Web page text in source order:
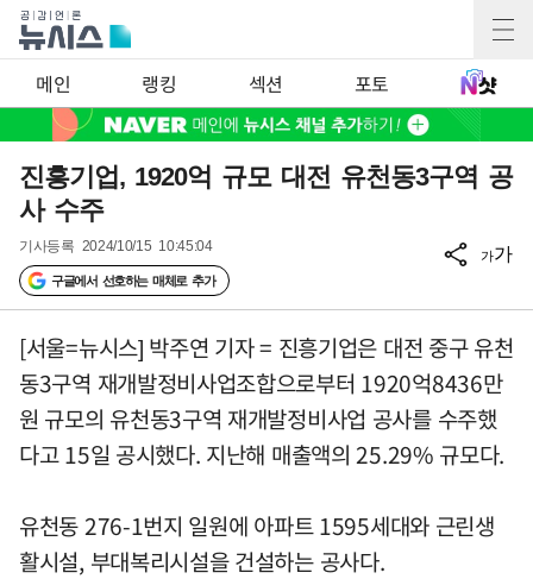
메인 랭킹 섹션 포토
진흥기업, 1920억 규모 대전 유천동3구역 공
사 수주
기사등록 2024/10/15 10:45:04
구글에서 선호하는 매체로 추가
가가
[서울=뉴시스] 박주연 기자 = 진흥기업은 대전 중구 유천
동3구역 재개발정비사업조합으로부터 1920억8436만
원 규모의 유천동3구역 재개발정비사업 공사를 수주했
다고 15일 공시했다. 지난해 매출액의 25.29% 규모다.
유천동 276-1번지 일원에 아파트 1595세대와 근린생
활시설, 부대복리시설을 건설하는 공사다.